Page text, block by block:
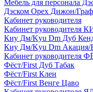
Мебель для персонала
Дэском Орех Дижон/
Кабинет руководителя
Кабинет руководителя
Киу Дм/Kyu Dm Дуб
Киу Дм/Kyu Dm Акация/
Кабинет руководителя
Фёст/First Дуб Табак
Фёст/First Клен
Фёст/First Венге Цаво